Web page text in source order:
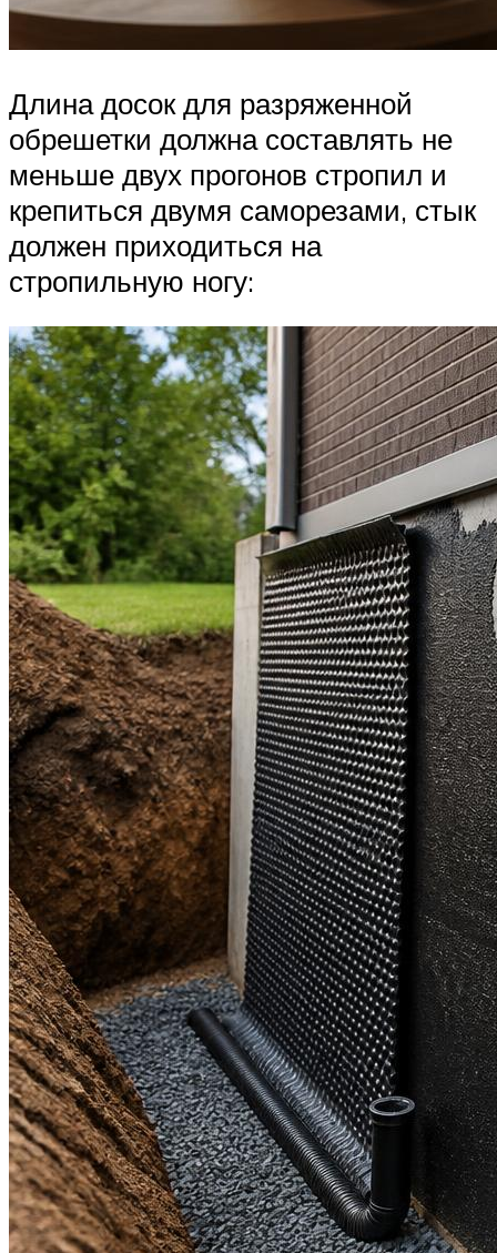
Длина досок для разряженной
обрешетки должна составлять не
меньше двух прогонов стропил и
крепиться двумя саморезами, стык
должен приходиться на
стропильную ногу: